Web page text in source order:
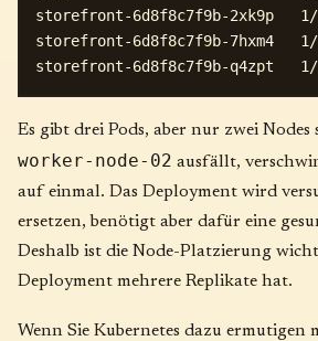
storefront-6d8f8c7f9b-2xk9p
storefront-6d8f8c7f9b-7hxm4
Es gibt drei Pods, aber nur zwei
worker-node-02 ausfällt,
auf einmal. Das Deployment wird
ersetzen, benötigt aber dafür eine
Deshalb ist die Node-Platzierung
Deployment mehrere Replikate hat.
Wenn Sie Kubernetes dazu ermutigen